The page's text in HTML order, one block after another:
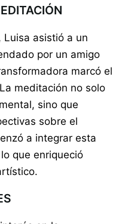
asistió a un
por un amigo
marcó el
meditación no solo
sino que
sobre el
a integrar esta
que enriqueció